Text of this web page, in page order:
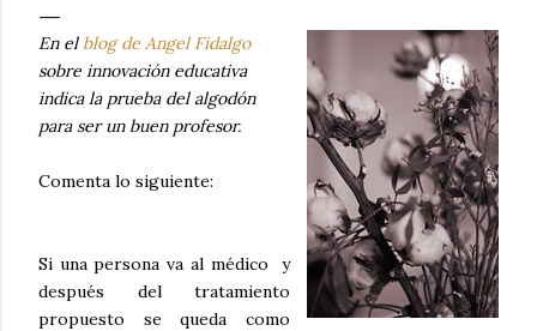
En el blog de Angel Fidalgo
sobre innovación educativa
indica la prueba del algodón
para ser un buen profesor.
Comenta lo siguiente:
Si una persona va al médico y
después del tratamiento
propuesto se queda como